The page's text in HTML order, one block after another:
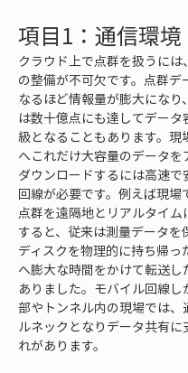
項目1：通信環境
クラウド上で点群を扱うには
の整備が不可欠です。点群デ
なるほど情報量が膨大になり
は数十億点にも達してデー
級となることもあります。現
へこれだけ大容量のデータを
ダウンロードするには高速で
回線が必要です。例えば現場
点群を遠隔地とリアルタイム
すると、従来は測量データを
ディスクを物理的に持ち帰っ
へ膨大な時間をかけて転送し
ありました。モバイル回線し
部やトンネル内の現場では、
ルネックとなりデータ共有に
れがあります。